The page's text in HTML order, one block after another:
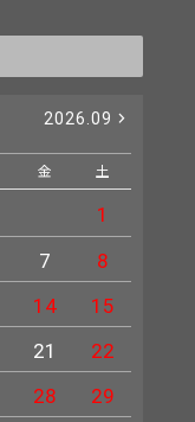
2026.09
金 土
1
7
8
14
15
21
22
28
29